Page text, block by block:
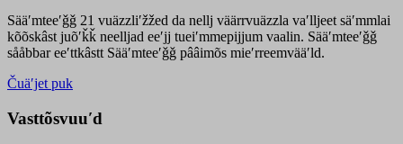
Sääʹmteeʹǧǧ 21 vuäzzliʹžžed da nellj väärrvuäzzla vaʹlljeet säʹmmlai
kõõskâst juõʹǩǩ neelljad eeʹjj tueiʹmmepijjum vaalin. Sääʹmteeʹǧǧ
sååbbar eeʹttkâstt Sääʹmteeʹǧǧ pââimõs mieʹrreemvääʹld.
Čuäʹjet puk
Vasttõsvuuʹd